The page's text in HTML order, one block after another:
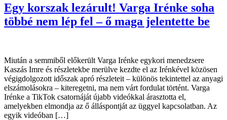
Egy korszak lezárult! Varga Irénke soha
többé nem lép fel – ő maga jelentette be
Miután a semmiből előkerült Varga Irénke egykori menedzsere
Kaszás Imre és részletekbe merülve kezdte el az Irénkével közösen
végigdolgozott időszak apró részleteit – különös tekintettel az anyagi
elszámolásokra – kiteregetni, ma nem várt fordulat történt. Varga
Irénke a TikTok csatornáját újabb videókkal árasztotta el,
amelyekben elmondja az ő álláspontját az üggyel kapcsolatban. Az
egyik videóban […]